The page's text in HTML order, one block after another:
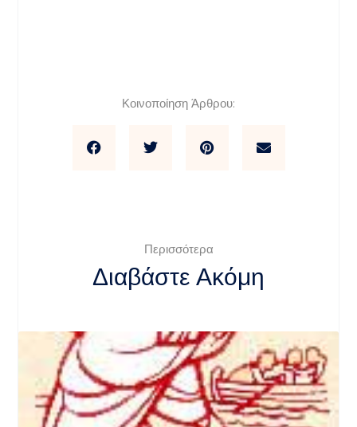
Κοινοποίηση Άρθρου:
Περισσότερα
Διαβάστε Ακόμη